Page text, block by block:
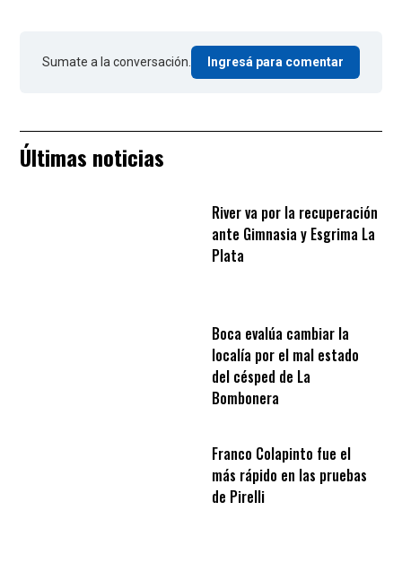
Sumate a la conversación. Ingresá para comentar
Últimas noticias
River va por la recuperación
ante Gimnasia y Esgrima La
Plata
Boca evalúa cambiar la
localía por el mal estado
del césped de La
Bombonera
Franco Colapinto fue el
más rápido en las pruebas
de Pirelli